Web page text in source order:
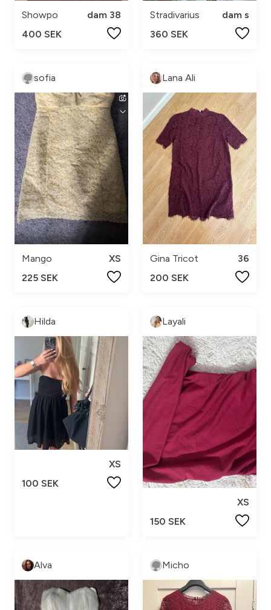
Showpo
dam 38
400 SEK
Stradivarius
dam s
360 SEK
sofia
Mango
XS
225 SEK
Lana Ali
Gina Tricot
36
200 SEK
Hilda
XS
100 SEK
Layali
XS
150 SEK
Alva Micho